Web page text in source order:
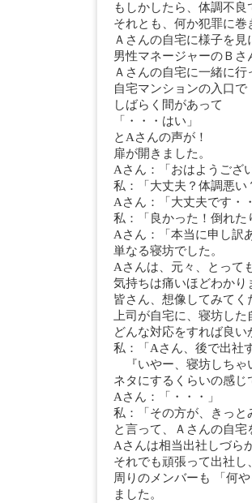
もしかしたら、体調不
それとも、何か犯罪に
Ａさんの自宅に様子を
男性マネージャーのＢさ
Ａさんの自宅に一緒に行
自宅マンションの入口で
しばらく間があって
「・・・はい」
とAさんの声が！
扉が開きました。
Aさん：「おはようござ
私：「大丈夫？体調悪い
Aさん：「大丈夫です・
私：「良かった！倒れた
Aさん：「本当に申し訳
単なる寝坊でした。
Aさんは、元々、とって
気持ちは痛いほどわかり
皆さん、想像してみてく
上司が自宅に、寝坊し
どんな対応をすれば良
私：「Aさん、後で出社
『いやー、寝坊しちゃ
ネタにするくらいの感じ
Aさん：「・・・」
私：「その方が、きっ
と言って、Ａさんの自宅
Aさんは相当出社しづら
それでも頑張って出社し
周りのメンバーも 「何
ました。